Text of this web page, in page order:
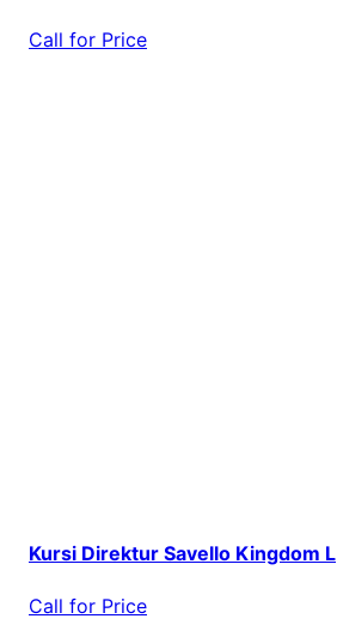
Call for Price
Kursi Direktur Savello Kingdom L
Call for Price